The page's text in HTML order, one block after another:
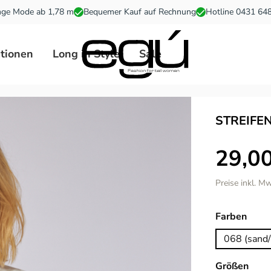
Mode ab 1,78 m Bequemer Kauf auf Rechnung Hotline 0431
Long in Style Sale
Preise inkl.
Farben
068
Größen